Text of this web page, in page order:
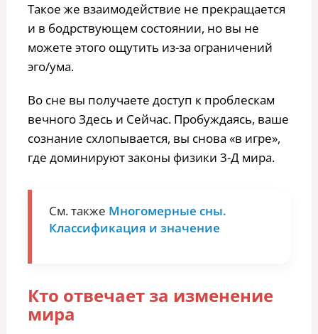
Такое же взаимодействие не прекращается
и в бодрствующем состоянии, но вы не
можете этого ощутить из-за ограничений
эго/ума.
Во сне вы получаете доступ к проблескам
вечного Здесь и Сейчас. Пробуждаясь, ваше
сознание схлопывается, вы снова «в игре»,
где доминируют законы физики 3-Д мира.
См. также Многомерные сны.
Классификация и значение
Кто отвечает за изменение
мира